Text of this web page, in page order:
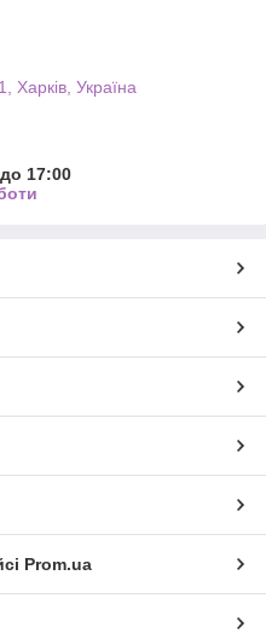
Харків, Україна
17:00
Prom.ua